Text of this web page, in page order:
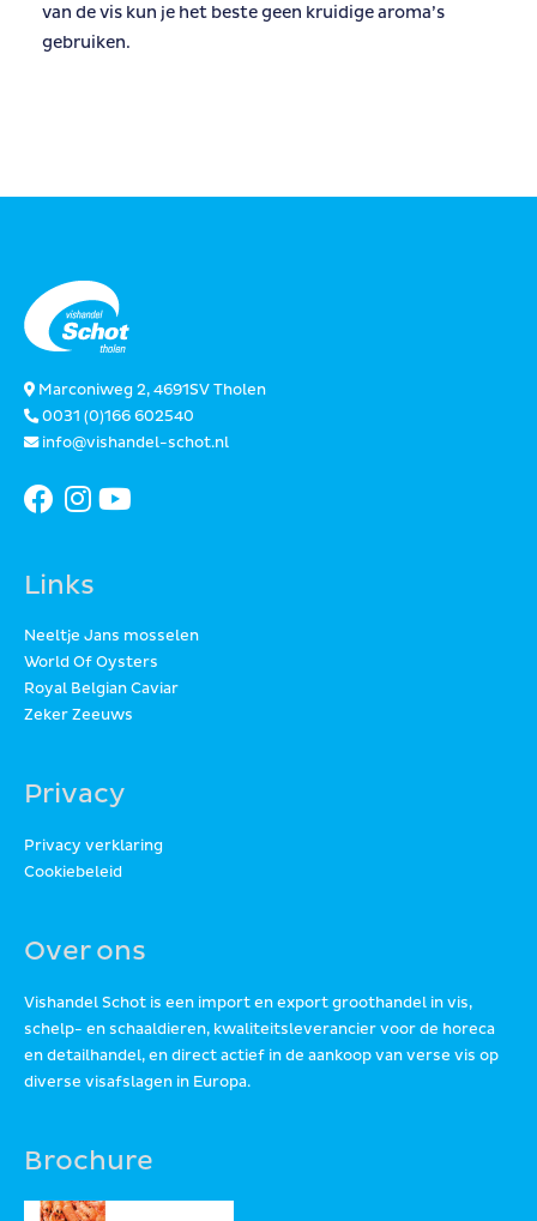
van de vis kun je het beste geen kruidige aroma’s
gebruiken.
Marconiweg 2, 4691SV Tholen
0031 (0)166 602540
info@vishandel-schot.nl
Links
Neeltje Jans mosselen
World Of Oysters
Royal Belgian Caviar
Zeker Zeeuws
Privacy
Privacy verklaring
Cookiebeleid
Over ons
Vishandel Schot is een import en export groothandel in vis,
schelp- en schaaldieren, kwaliteitsleverancier voor de horeca
en detailhandel, en direct actief in de aankoop van verse vis op
diverse visafslagen in Europa.
Brochure